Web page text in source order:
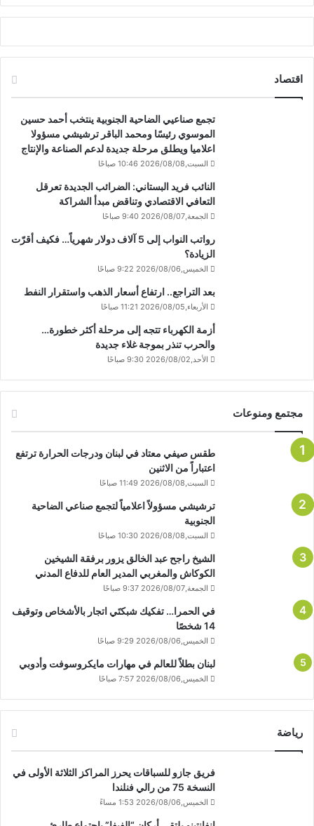
اقتصاد
تجمع صناعيي الضاحية الجنوبية ينتخب أحمد حسين
الموسوي رئيسًا ومحمد الباقر ترشيشي مسؤولا
اعلاميا ويطلق مرحلة جديدة لدعم الصناعة والإنتاج
السبت,2026/08/08 10:46 صباحًا
النائب فريد البستاني: الضرائب الجديدة تعرقل
التعافي الاقتصادي وتناقض مبدأ الشراكة
الجمعة,2026/08/07 9:40 صباحًا
رواتب النواب إلى 5 آلاف دولار شهرياً… فكيف أقرّت
الزيادة؟
الخميس,2026/08/06 9:22 صباحًا
بعد التراجع.. ارتفاع أسعار الذهب واستقرار النفط
الأربعاء,2026/08/05 11:21 صباحًا
أزمة الكهرباء تتجه إلى مرحلة أكثر خطورة…
والحرب تنذر بموجة غلاء جديدة
الأحد,2026/08/02 9:30 صباحًا
مجتمع ومنوعات
طقس صيفي معتاد في لبنان ودرجات الحرارة ترتفع
اعتباراً من الاثنين
السبت,2026/08/08 11:49 صباحًا
ترشيشي مسؤولاً اعلامياً لتجمع صناعي الضاحية
الجنوبية
السبت,2026/08/08 10:30 صباحًا
الشيخ راجح عبد الخالق يزور برفقة الشيخين
الكوكاش والمغربي المدير العام للدفاع المدني
الجمعة,2026/08/07 9:37 صباحًا
في الحمرا… تفكيك شبكتَي اتجار بالأشخاص وتوقيف
14 شخصًا
الخميس,2026/08/06 9:29 صباحًا
لبنان بطلاً للعالم في مهارات مايكروسوفت وأدوبي
الخميس,2026/08/06 7:57 صباحًا
رياضة
فريق جازو للسباقات يحرز المراكز الثلاثة الأولى في
النسخة 75 من رالي فنلندا
الخميس,2026/08/06 1:53 مساءً